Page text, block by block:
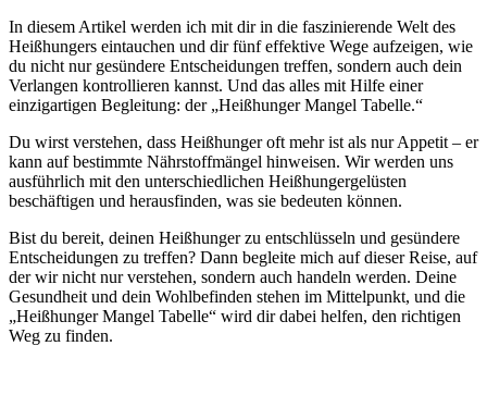
In diesem Artikel werden ich mit dir in die faszinierende Welt des
Heißhungers eintauchen und dir fünf effektive Wege aufzeigen, wie
du nicht nur gesündere Entscheidungen treffen, sondern auch dein
Verlangen kontrollieren kannst. Und das alles mit Hilfe einer
einzigartigen Begleitung: der „Heißhunger Mangel Tabelle.“
Du wirst verstehen, dass Heißhunger oft mehr ist als nur Appetit – er
kann auf bestimmte Nährstoffmängel hinweisen. Wir werden uns
ausführlich mit den unterschiedlichen Heißhungergelüsten
beschäftigen und herausfinden, was sie bedeuten können.
Bist du bereit, deinen Heißhunger zu entschlüsseln und gesündere
Entscheidungen zu treffen? Dann begleite mich auf dieser Reise, auf
der wir nicht nur verstehen, sondern auch handeln werden. Deine
Gesundheit und dein Wohlbefinden stehen im Mittelpunkt, und die
„Heißhunger Mangel Tabelle“ wird dir dabei helfen, den richtigen
Weg zu finden.